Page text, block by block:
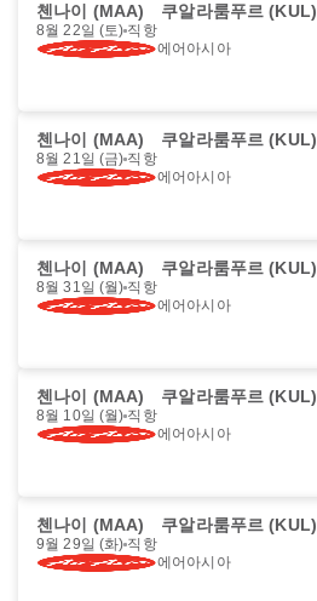
첸나이 (MAA) 쿠알라룸푸르 (KUL)
8월 22일 (토) 직항
에어아시아
첸나이 (MAA) 쿠알라룸푸르 (KUL)
8월 21일 (금) 직항
에어아시아
첸나이 (MAA) 쿠알라룸푸르 (KUL)
8월 31일 (월) 직항
에어아시아
첸나이 (MAA) 쿠알라룸푸르 (KUL)
8월 10일 (월) 직항
에어아시아
첸나이 (MAA) 쿠알라룸푸르 (KUL)
9월 29일 (화) 직항
에어아시아